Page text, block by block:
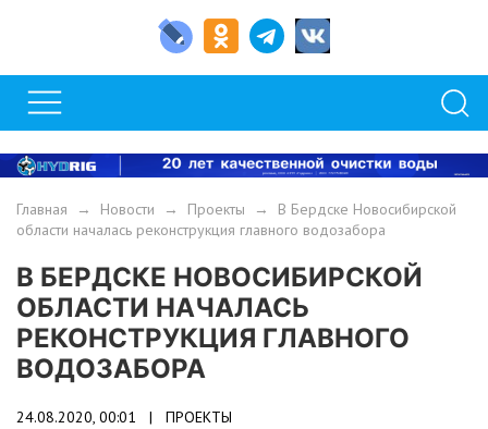
Главная → Новости → Проекты → В Бердске Новосибирской
области началась реконструкция главного водозабора
В БЕРДСКЕ НОВОСИБИРСКОЙ
ОБЛАСТИ НАЧАЛАСЬ
РЕКОНСТРУКЦИЯ ГЛАВНОГО
ВОДОЗАБОРА
24.08.2020, 00:01 | ПРОЕКТЫ